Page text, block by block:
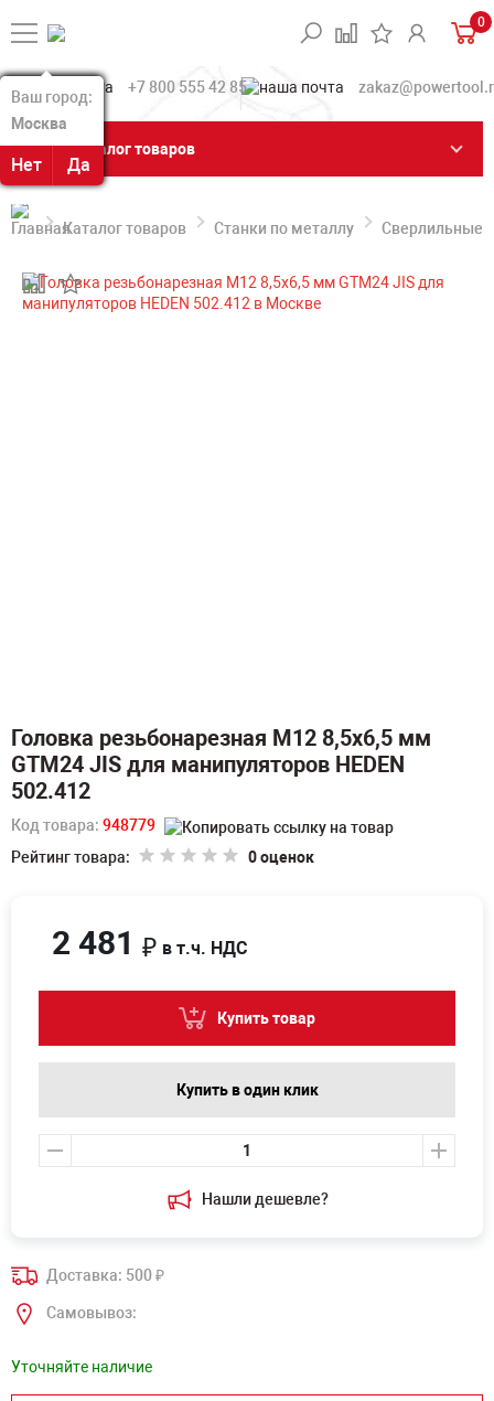
Ваш город:
Москва
Нет Да
Ваш город:
Москва
Нет Да
0
+7 800 555 42 85
Каталог товаров
Каталог товаров Станки по металлу Сверлильные
Головка резьбонарезная M12 8,5х6,5 мм
GTM24 JIS для манипуляторов HEDEN
502.412
Код товара: 948779
Рейтинг товара:
0 оценок
Нашли дешевле?
2 481 ₽ в т.ч. НДС
Купить товар
Купить в один клик
Доставка: 500₽
Самовывоз:
Уточняйте наличие